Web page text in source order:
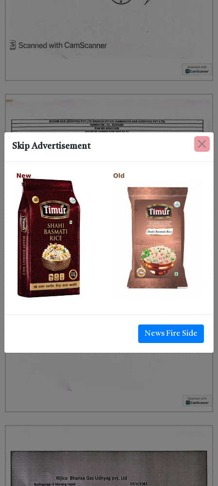
Skip Advertisement
News Fire Side